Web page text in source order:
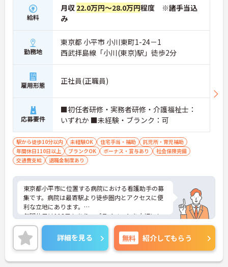
給料
月収 22.0万円～28.0万円程度 ※諸手当込
み
勤務地
東京都 小平市 小川東町1-24－1
西武拝島線「小川(東京)駅」徒歩2分
雇用形態 正社員(正職員)
応募要件
■初任者研修・実務者研修・介護福祉士：
いずれか ■未経験・ブランク：可
駅から徒歩10分以内 未経験OK 住宅手当・補助
託児所・育児補助
年間休日110日以上
ブランクOK ボーナス・賞与あり
社会保険完備
交通費支給
退職金制度あり
東京都小平市に位置する病院における看護助手の募
集です。病院は最寄駅より徒歩圏内とアクセスに便
利な立地にあります。
年間休日は113日もあり、プライベートを大切にし
ながらご勤務いただけます。また、研修制度があ
り、業務に不安がある方でも安心してご勤務いただ
けます。
ご興味のある方には、面接対策ポイントなど、さら
に詳細をご案内しますのでお気軽にご相談くださ
詳細を見る 無料 紹介してもらう